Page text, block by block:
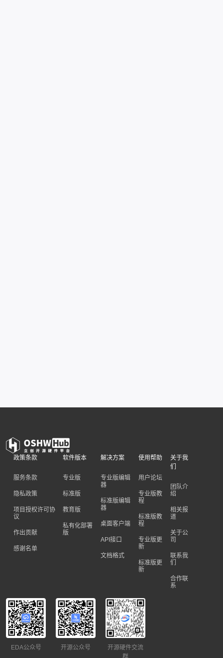
政策条款
服务条款
隐私政策
项目授权许可协
议
作出贡献
感谢名单
软件版本
专业版
标准版
教育版
私有化部署
版
解决方案
专业版编辑
器
标准版编辑
器
桌面客户端
API接口
文档格式
使用帮助
用户论坛
专业版教
程
标准版教
程
专业版更
新
标准版更
新
关于我
们
团队介
绍
相关报
道
关于公
司
联系我
们
合作联
系
EDA公众号 开源公众号
开源硬件交流
群